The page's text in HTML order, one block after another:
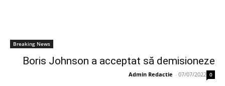
Breaking News
Boris Johnson a acceptat să demisioneze
Admin Redactie - 07/07/2022 0